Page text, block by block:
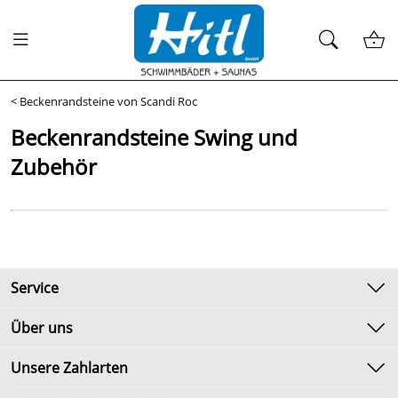
< Beckenrandsteine von Scandi Roc
Beckenrandsteine Swing und
Zubehör
Service
Kontakt
Umtausch & Rückgabe
Über uns
Unsere Bestseller
Unsere Zahlarten